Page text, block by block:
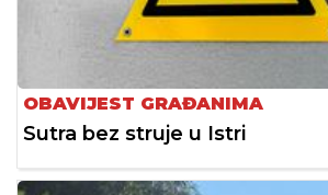
OBAVIJEST GRAĐANIMA
Sutra bez struje u Istri